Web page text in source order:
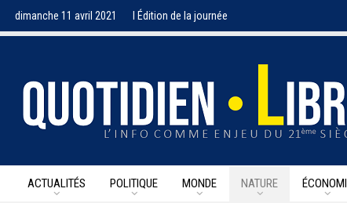
dimanche 11 avril 2021 I Édition de la journée
ACTUALITÉS POLITIQUE MONDE NATURE